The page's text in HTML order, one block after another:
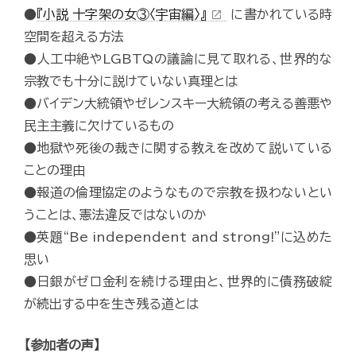
●『小説 十字架の女③〈宇宙編〉』 open_in_new
に書かれている時
空間を超える方法
●人工中絶やLGBTQの議論に見て取れる、世界的な
宗教でも十分に説けていない真理とは
●バイデン大統領やゼレンスキー大統領の考える善悪や
民主主義に欠けているもの
●地獄や死後の裁きに関する教えを改めて説いている
ことの理由
●報道の倫理協定のようなもので宗教を扱わないとい
うことは、憲法違反ではないのか
●英題“Be independent and strong!”に込めた
思い
●日銀がゼロ金利を続ける理由と、世界的に債務破綻
が続出する中を生き残る道とは
【参加者の声】